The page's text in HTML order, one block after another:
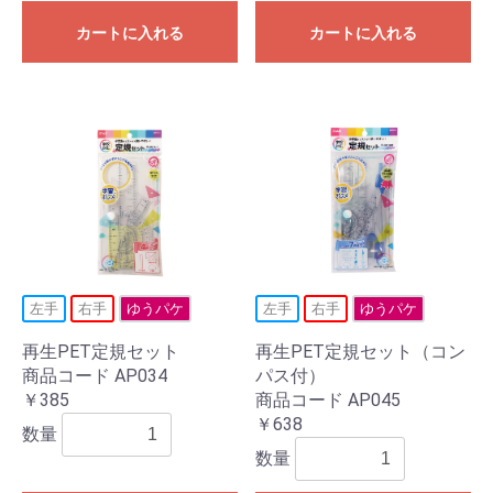
カートに入れる カートに入れる
左手 右手 ゆうパケ
再生PET定規セット
商品コード AP034
￥385
数量
左手 右手 ゆうパケ
再生PET定規セット（コン
パス付）
商品コード AP045
￥638
数量